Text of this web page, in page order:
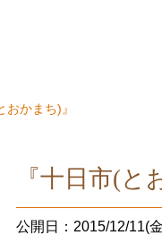
おかまち)』
『十日市(と
公開日：2015/12/11(